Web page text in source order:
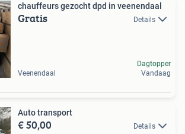
chauffeurs gezocht dpd in veenendaal
Gratis Details
Veenendaal
Dagtopper
Vandaag
Auto transport
€ 50,00 Details